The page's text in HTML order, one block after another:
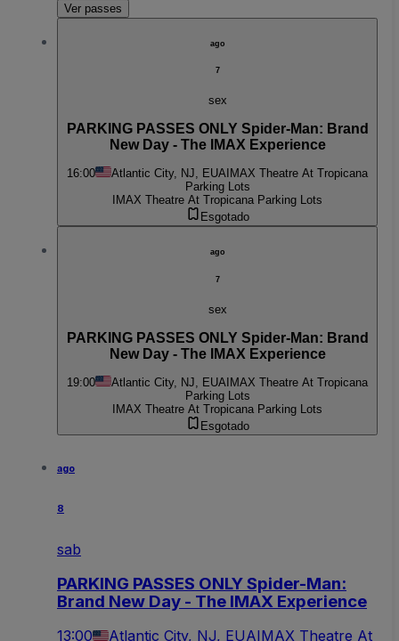
Ver passes
ago
7
sex
PARKING PASSES ONLY Spider-Man: Brand
New Day - The IMAX Experience
16:00 Atlantic City, NJ, EUA IMAX Theatre At Tropicana
Parking Lots
IMAX Theatre At Tropicana Parking Lots
Esgotado
ago
7
sex
PARKING PASSES ONLY Spider-Man: Brand
New Day - The IMAX Experience
19:00 Atlantic City, NJ, EUA IMAX Theatre At Tropicana
Parking Lots
IMAX Theatre At Tropicana Parking Lots
Esgotado
ago
8
sab
PARKING PASSES ONLY Spider-Man:
Brand New Day - The IMAX Experience
13:00 Atlantic City, NJ, EUAIMAX Theatre At